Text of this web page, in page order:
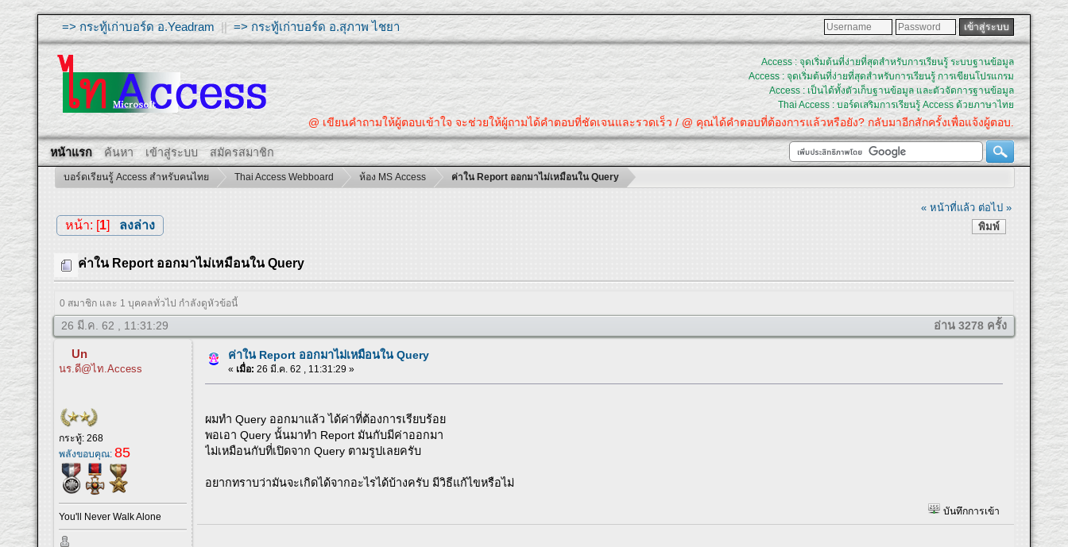
=> กระทู้เก่าบอร์ด อ.Yeadram ||=> กระทู้เก่าบอร์ด อ.สุภาพ ไชยา
Access : จุดเริ่มต้นที่ง่ายที่สุดสำหรับการเรียนรู้ ระบบฐานข้อมูล
Access : จุดเริ่มต้นที่ง่ายที่สุดสำหรับการเรียนรู้ การเขียนโปรแกรม
Access : เป็นได้ทั้งตัวเก็บฐานข้อมูล และตัวจัดการฐานข้อมูล
Thai Access : บอร์ดเสริมการเรียนรู้ Access ด้วยภาษาไทย
@ เขียนคำถามให้ผู้ตอบเข้าใจ จะช่วยให้ผู้ถามได้คำตอบที่ชัดเจนและรวดเร็ว / @ คุณได้คำตอบที่ต้องการแล้วหรือยัง? กลับมาอีกสักครั้งเพื่อแจ้งผู้ตอบ.
หน้าแรก ค้นหา เข้าสู่ระบบ สมัครสมาชิก
บอร์ดเรียนรู้ Access สำหรับคนไทย Thai Access Webboard ห้อง MS Access ค่าใน Report ออกมาไม่เหมือนใน Query
« หน้าที่แล้ว ต่อไป »
พิมพ์
หน้า: [1] ลงล่าง
ค่าใน Report ออกมาไม่เหมือนใน Query
0 สมาชิก และ 1 บุคคลทั่วไป กำลังดูหัวข้อนี้
26 มี.ค. 62 , 11:31:29 อ่าน 3278 ครั้ง
Un
นร.ดี@ไท.Access
กระทู้: 268
พลังขอบคุณ:85
You'll Never Walk Alone
ค่าใน Report ออกมาไม่เหมือนใน Query
« เมื่อ: 26 มี.ค. 62 , 11:31:29 »
ผมทำ Query ออกมาแล้ว ได้ค่าที่ต้องการเรียบร้อย
พอเอา Query นั้นมาทำ Report มันกับมีค่าออกมา
ไม่เหมือนกับที่เปิดจาก Query ตามรูปเลยครับ
อยากทราบว่ามันจะเกิดได้จากอะไรได้บ้างครับ มีวิธีแก้ไขหรือไม่
บันทึกการเข้า